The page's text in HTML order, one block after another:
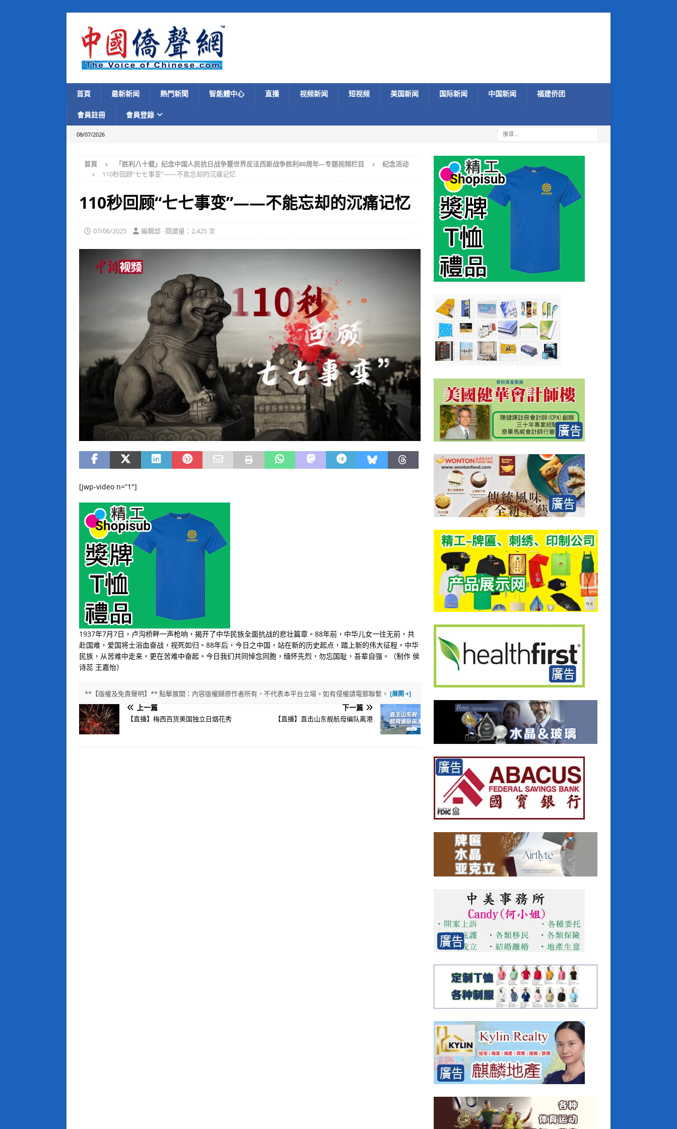
首頁 最新新闻 熱門新聞 智能體中心 直播 视频新闻 短视频 美国新闻 国际新闻 中国新闻 福建侨团
會員註冊 會員登錄
08/07/2026
首頁 「胜利八十载」纪念中国人民抗日战争暨世界反法西斯战争胜利80周年---专题视频栏目
纪念活动
110秒回顾“七七事变”——不能忘却的沉痛记忆
110秒回顾“七七事变”——不能忘却的沉痛记忆
07/06/2025 編輯部 · 閱讀量：2,425 次
[jwp-video n=”1″]
1937年7月7日，卢沟桥畔一声枪响，揭开了中华民族全面抗战的悲壮篇章。88年前，中华儿女一往无前，共
赴国难，爱国将士浴血奋战，视死如归。88年后，今日之中国，站在新的历史起点，踏上新的伟大征程。中华
民族，从苦难中走来，更在苦难中奋起。今日我们共同悼念同胞，缅怀先烈，勿忘国耻，吾辈自强。（制作 侯
诗蕊 王嘉怡）
**【版權及免責聲明】** 點擊展開：內容版權歸原作者所有，不代表本平台立場。如有侵權請電郵聯繫。
上一篇
【直播】梅西百货美国独立日烟花秀
下一篇
【直播】直击山东舰航母编队离港